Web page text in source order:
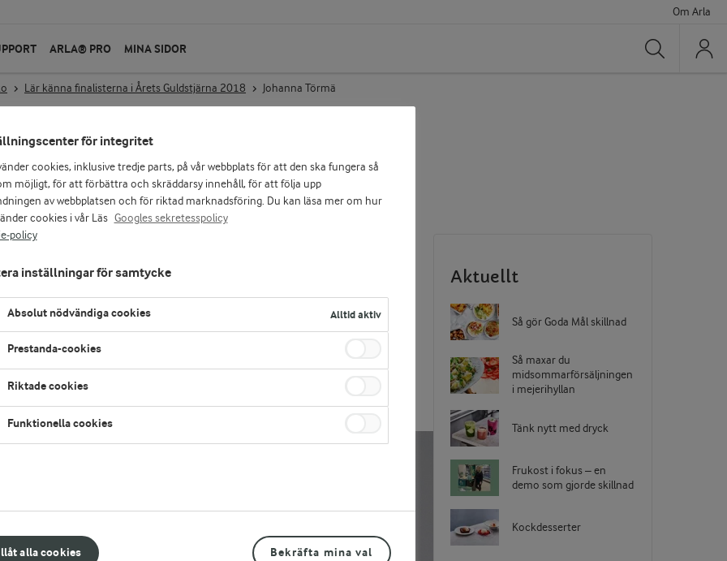
Om Arla
ARLA® PRO MINA SIDOR Sök
Lär känna finalisterna i Årets Guldstjärna 2018 Johanna Törmä
– Johanna Törmä
Aktuellt
Så gör Goda Mål skillnad
Så maxar du
midsommarförsäljningen
i mejerihyllan
Tänk nytt med dryck
Frukost i fokus – en
demo som gjorde skillnad
Kockdesserter
äldreomsorgen. Johanna Törmä är
förebygga detta problem och
handlar även om måltidsmiljö och
för integritet
cookies, inklusive tredje parts, på vår webbplats för att den ska fungera så
möjligt, för att förbättra och skräddarsy innehåll, för att följa upp
av webbplatsen och för riktad marknadsföring. Du kan läsa mer om hur
cookies i vår Läs Googles sekretesspolicy
policy
alla cookies
inställningar för samtycke
Absolut nödvändiga cookies Alltid aktiv
Prestanda-cookies
Riktade cookies
Funktionella cookies
Bekräfta mina val